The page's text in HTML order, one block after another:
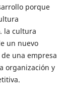
porque
la cultura
un nuevo
una empresa
organización y